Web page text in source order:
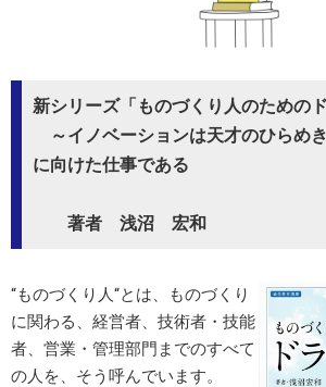
新シリーズ「ものづくり人のためのド
～イノベーションは天才のひらめ
に向けた仕事である
著者 浅沼 宏和
“ものづくり人“とは、ものづくり
に関わる、経営者、技術者・技能
者、営業・管理部門までのすべて
の人を、そう呼んでいます。